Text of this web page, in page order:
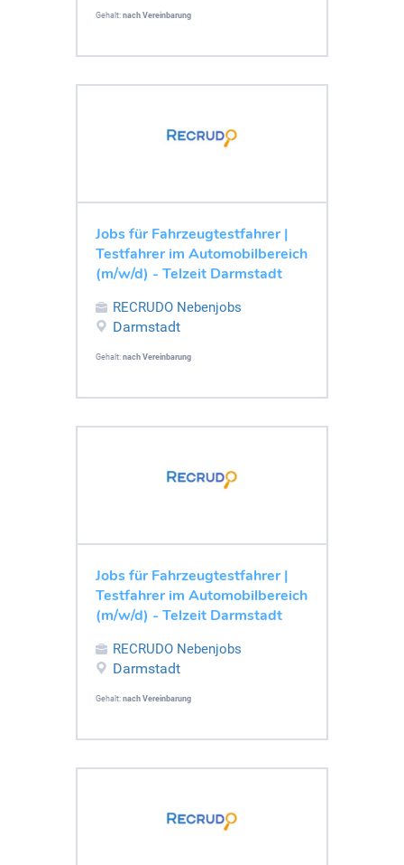
Gehalt: nach Vereinbarung
Jobs für Fahrzeugtestfahrer |
Testfahrer im Automobilbereich
(m/w/d) - Telzeit Darmstadt
RECRUDO Nebenjobs
Darmstadt
Gehalt: nach Vereinbarung
Jobs für Fahrzeugtestfahrer |
Testfahrer im Automobilbereich
(m/w/d) - Telzeit Darmstadt
RECRUDO Nebenjobs
Darmstadt
Gehalt: nach Vereinbarung